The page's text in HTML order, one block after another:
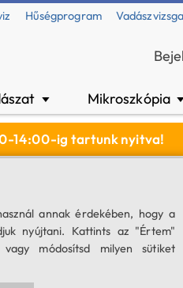
Hűségprogram
▼ Mikroszkópia
14:00-ig tartunk nyitva!
A01
01766
annak érdekében, hogy a
nyújtani. Kattints az "Értem"
módosítsd milyen sütiket